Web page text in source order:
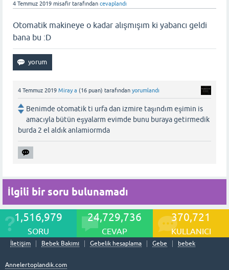
4 Temmuz 2019 misafir tarafından cevaplandı
Otomatik makineye o kadar alışmışım ki yabancı geldi
bana bu :D
4 Temmuz 2019 Miray a (16 puan) tarafından yorumlandı
Benimde otomatik ti urfa dan izmire taşındım eşimin is
amacıyla bütün eşyalarm evimde bunu buraya getirmedik
burda 2 el aldık anlamiormda
İlgili bir soru bulunamadı
1,516,979
SORU
24,729,736
CEVAP
370,721
KULLANICI
İletişim Bebek Bakımı Gebelik hesaplama Gebe bebek
Annelertoplandik.com